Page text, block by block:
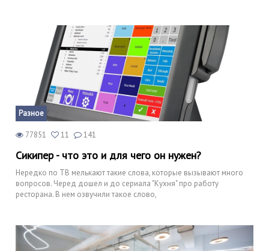
Разное
77851 11 141
Сикипер - что это и для чего он нужен?
Нередко по ТВ мелькают такие слова, которые вызывают много
вопросов. Черед дошел и до сериала "Кухня" про работу
ресторана. В нем озвучили такое слово,